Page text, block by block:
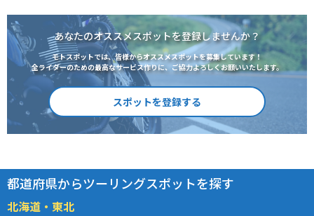
あなたのオススメスポットを登録しませんか？
モトスポットでは、皆様からオススメスポットを募集しています！
全ライダーのための最高なサービス作りに、ご協力よろしくお願いいたします。
スポットを登録する
都道府県からツーリングスポットを探す
北海道・東北